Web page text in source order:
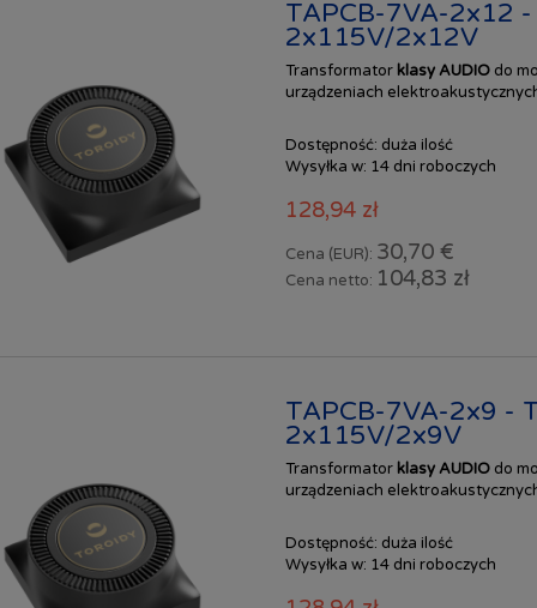
TAPCB-7VA-2x12
2x115V/2x12V
Transformator klasy AUDIO do
urządzeniach
Dostępność: duża ilość
Wysyłka w: 14 dni roboczych
128,94 zł
Cena (EUR): 30,70 €
Cena netto: 104,83 zł
TAPCB-7VA-2x9 -
2x115V/2x9V
Transformatorklasy AUDIO do
urządzeniach
Dostępność: duża ilość
Wysyłka w: 14 dni roboczych